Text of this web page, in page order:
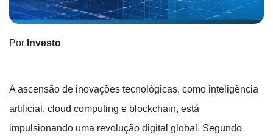
Por Investo
A ascensão de inovações tecnológicas, como inteligência
artificial, cloud computing e blockchain, está
impulsionando uma revolução digital global. Segundo